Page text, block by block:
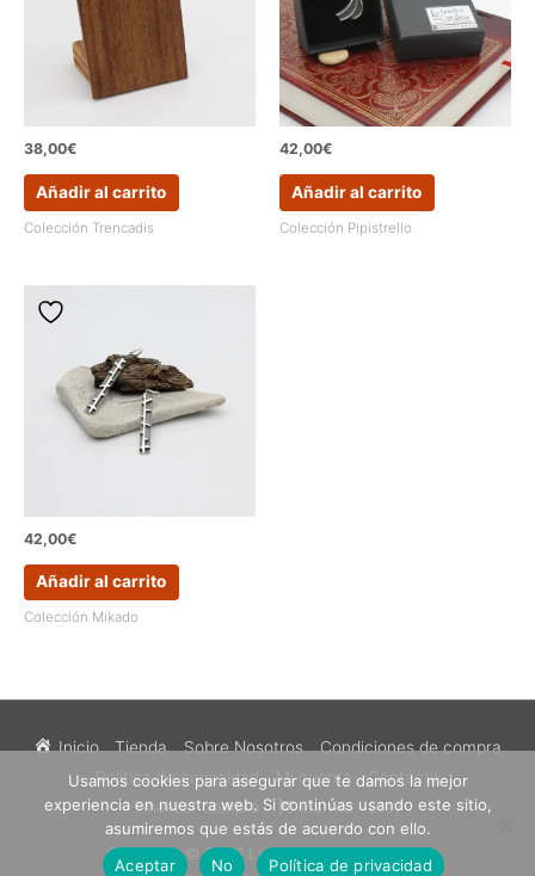
38,00€
Añadir al carrito
Colección Trencadis
42,00€
Añadir al carrito
Colección Pipistrello
42,00€
Añadir al carrito
Colección Mikado
Inicio Tienda Sobre Nosotros
Condiciones de compra
Política de privacidad
Mi cuenta
Contacto
Finalizar compra
Carrito Etsy
Copyright © 2026 Los Sueños de Catalina
Usamos cookies para asegurar que te damos la mejor
experiencia en nuestra web. Si continúas usando este sitio,
asumiremos que estás de acuerdo con ello.
Aceptar
No Política de privacidad